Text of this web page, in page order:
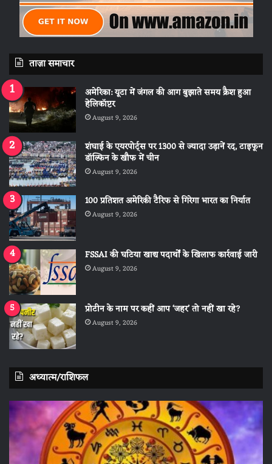
ताज़ा समाचार
अमेरिका: यूटा में जंगल की आग बुझाते समय क्रैश हुआ
हेलिकॉप्टर
August 9, 2026
शंघाई के एयरपोर्ट्स पर 1300 से ज्यादा उड़ानें रद, टाइफून
डॉल्फिन के खौफ में चीन
August 9, 2026
100 प्रतिशत अमेरिकी टैरिफ से गिरेगा भारत का निर्यात
August 9, 2026
FSSAI की घटिया खाद्य पदार्थों के खिलाफ कार्रवाई जारी
August 9, 2026
प्रोटीन के नाम पर कहीं आप ‘जहर’ तो नहीं खा रहे?
August 9, 2026
अध्यात्म/राशिफल